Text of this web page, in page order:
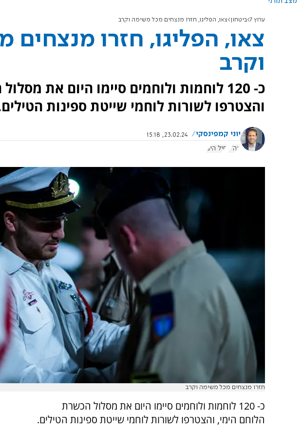
ערוץ 7 ביטחון צאו, הפליגו, חזרו מנצחים מכל משימה וקרב
צאו, הפליגו, חזרו מנצחים
וקרב
כ- 120 לוחמות ולוחמים סיימו היום את
והצטרפו לשורות לוחמי שייטת ספינות
יוני קמפינסקי
23.02.24, 15:18
צה"ל
חיל הים
חזרו מנצחים מכל משימה וקרב
כ- 120 לוחמות ולוחמים סיימו היום את מסלול הכשרת
הלוחם הימי, והצטרפו לשורות לוחמי שייטת ספינות הטילים.